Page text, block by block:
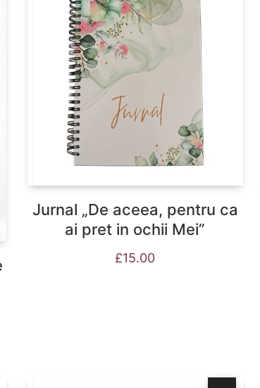
Jurnal „De aceea, pentru ca
ai pret in ochii Mei”
£15.00